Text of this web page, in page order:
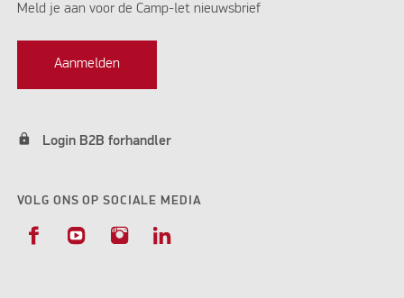
Meld je aan voor de Camp-let nieuwsbrief
Aanmelden
lock Login B2B forhandler
VOLG ONS OP SOCIALE MEDIA